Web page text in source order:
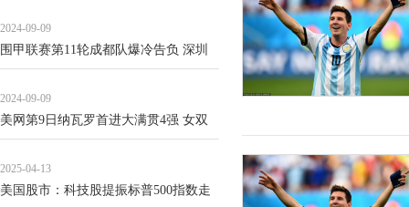
2024-09-09
围甲联赛第11轮成都队爆冷告负 深圳
2024-09-09
美网第9日纳瓦罗首进大满贯4强 女双
2025-04-13
美国股市：科技股提振标普500指数走